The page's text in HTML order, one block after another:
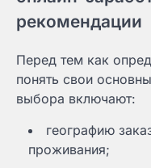
рекомендации
Перед тем как
понять свои
выбора включают:
географию
проживания;